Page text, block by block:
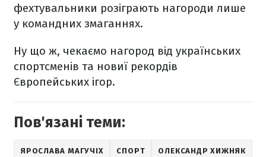
фехтувальники розіграють нагороди лише
у командних змаганнях.
Ну що ж, чекаємо нагород від українських
спортсменів та новиї рекордів
Європейських ігор.
Пов'язані теми:
ЯРОСЛАВА МАГУЧІХ СПОРТ ОЛЕКСАНДР ХИЖНЯК